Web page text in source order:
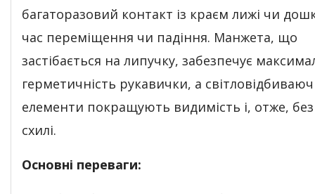
багаторазовий контакт із краєм лижі чи
час переміщення чи падіння. Манжета, що
застібається на липучку, забезпечує
герметичність рукавички, а
елементи покращують видимість і, отже,
схилі.
Основні переваги: